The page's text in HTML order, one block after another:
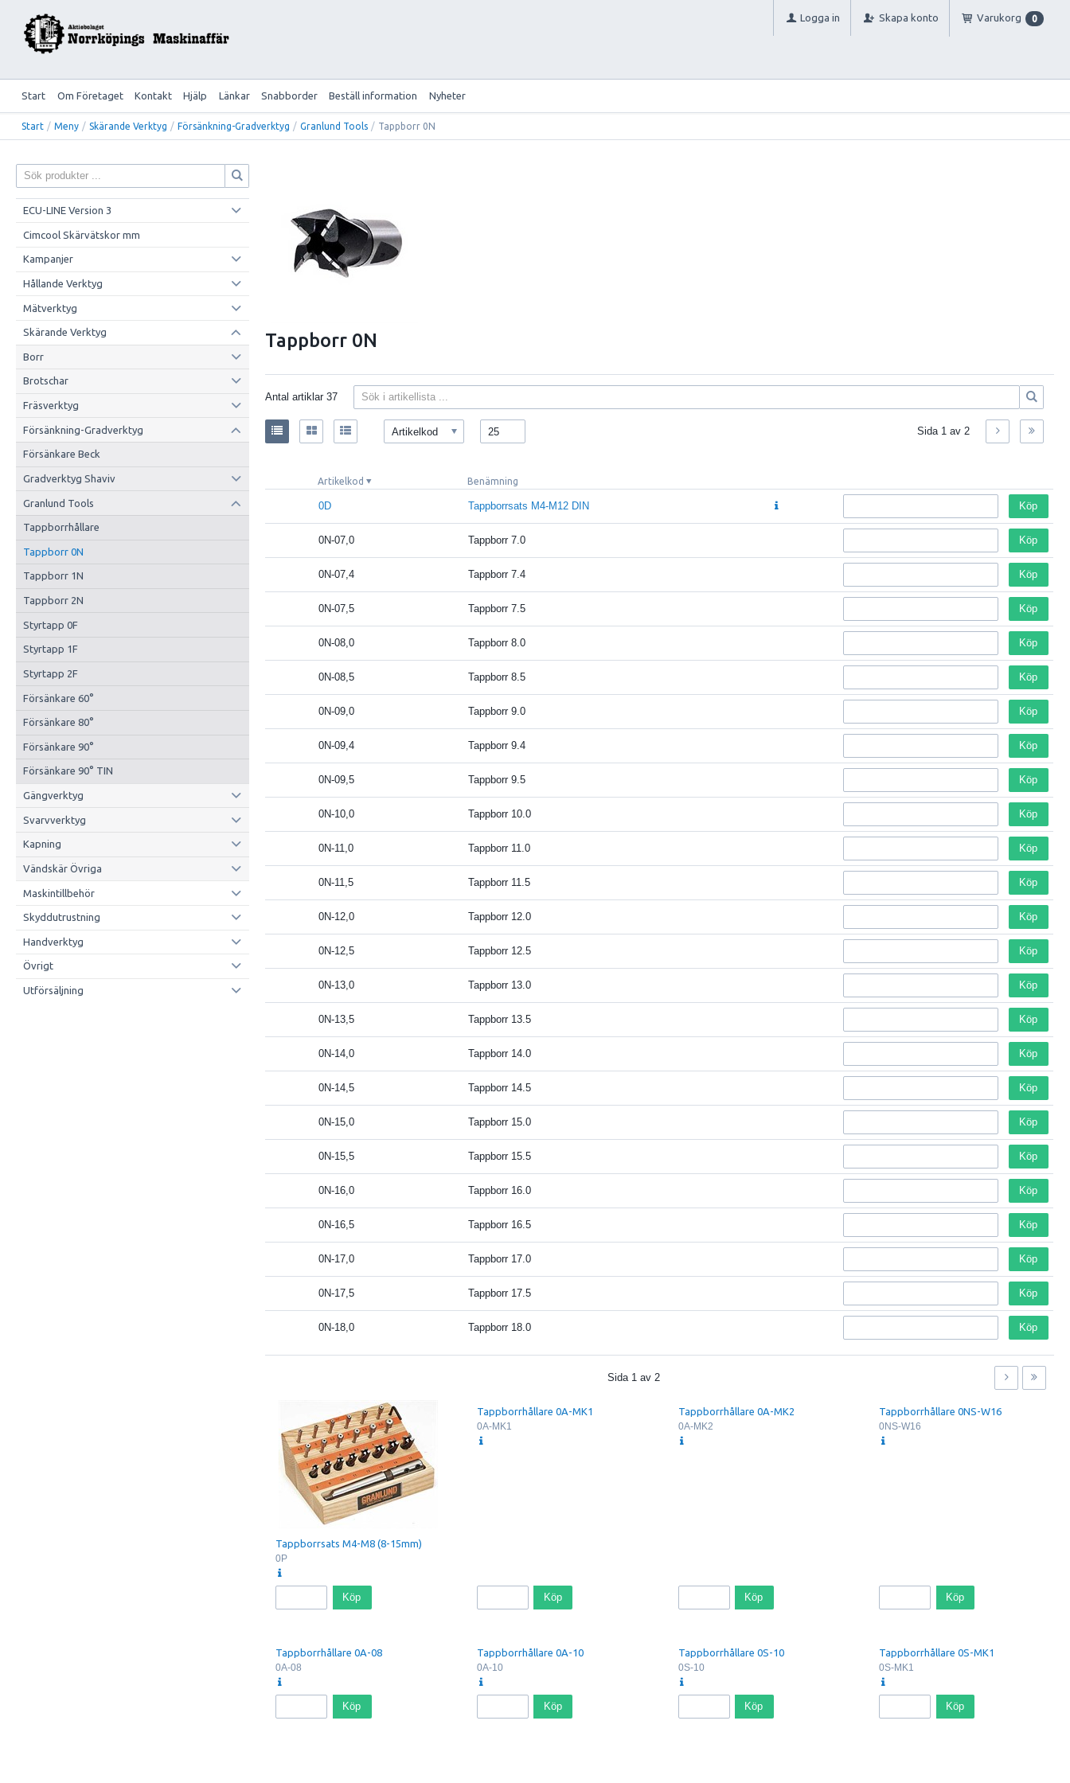
Logga in Skapa konto Varukorg 0
Start Om Företaget Kontakt Hjälp Länkar Snabborder Beställ information Nyheter
Start / Meny / Skärande Verktyg / Försänkning-Gradverktyg / Granlund Tools / Tappborr 0N
ECU-LINE Version 3
Cimcool Skärvätskor mm
Kampanjer
Hållande Verktyg
Mätverktyg
Skärande Verktyg
Borr
Brotschar
Fräsverktyg
Försänkning-Gradverktyg
Försänkare Beck
Gradverktyg Shaviv
Granlund Tools
Tappborrhållare
Tappborr 0N
Tappborr 1N
Tappborr 2N
Styrtapp 0F
Styrtapp 1F
Styrtapp 2F
Försänkare 60°
Försänkare 80°
Försänkare 90°
Försänkare 90° TIN
Gängverktyg
Svarvverktyg
Kapning
Vändskär Övriga
Maskintillbehör
Skyddutrustning
Handverktyg
Övrigt
Utförsäljning
Tappborr 0N
Antal artiklar37
Artikelkod 25 Sida 1 av 2
Artikelkod Benämning
0D Tappborrsats M4-M12 DIN Köp
0N-07,0 Tappborr 7.0 Köp
0N-07,4 Tappborr 7.4 Köp
0N-07,5 Tappborr 7.5 Köp
0N-08,0 Tappborr 8.0 Köp
0N-08,5 Tappborr 8.5 Köp
0N-09,0 Tappborr 9.0 Köp
0N-09,4 Tappborr 9.4 Köp
0N-09,5 Tappborr 9.5 Köp
0N-10,0 Tappborr 10.0 Köp
0N-11,0 Tappborr 11.0 Köp
0N-11,5 Tappborr 11.5 Köp
0N-12,0 Tappborr 12.0 Köp
0N-12,5 Tappborr 12.5 Köp
0N-13,0 Tappborr 13.0 Köp
0N-13,5 Tappborr 13.5 Köp
0N-14,0 Tappborr 14.0 Köp
0N-14,5 Tappborr 14.5 Köp
0N-15,0 Tappborr 15.0 Köp
0N-15,5 Tappborr 15.5 Köp
0N-16,0 Tappborr 16.0 Köp
0N-16,5 Tappborr 16.5 Köp
0N-17,0 Tappborr 17.0 Köp
0N-17,5 Tappborr 17.5 Köp
0N-18,0 Tappborr 18.0 Köp
Sida 1 av 2
Tappborrsats M4-M8 (8-15mm)
0P
Köp
Tappborrhållare 0A-MK1
0A-MK1
Köp
Tappborrhållare 0A-MK2
0A-MK2
Köp
Tappborrhållare 0NS-W16
0NS-W16
Köp
Tappborrhållare 0A-08
0A-08
Köp
Tappborrhållare 0A-10
0A-10
Köp
Tappborrhållare 0S-10
0S-10
Köp
Tappborrhållare 0S-MK1
0S-MK1
Köp